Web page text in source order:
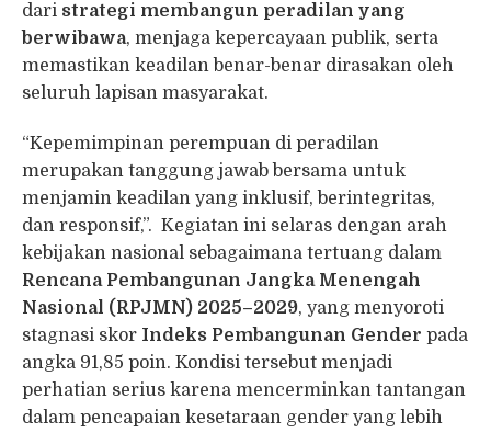
dari strategi membangun peradilan yang
berwibawa, menjaga kepercayaan publik, serta
memastikan keadilan benar-benar dirasakan oleh
seluruh lapisan masyarakat.
“Kepemimpinan perempuan di peradilan
merupakan tanggung jawab bersama untuk
menjamin keadilan yang inklusif, berintegritas,
dan responsif,”. Kegiatan ini selaras dengan arah
kebijakan nasional sebagaimana tertuang dalam
Rencana Pembangunan Jangka Menengah
Nasional (RPJMN) 2025–2029, yang menyoroti
stagnasi skor Indeks Pembangunan Gender pada
angka 91,85 poin. Kondisi tersebut menjadi
perhatian serius karena mencerminkan tantangan
dalam pencapaian kesetaraan gender yang lebih